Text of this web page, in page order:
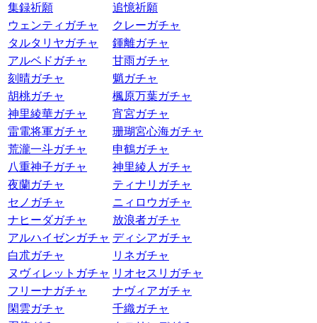
集録祈願
追憶祈願
ウェンティガチャ
クレーガチャ
タルタリヤガチャ
鍾離ガチャ
アルベドガチャ
甘雨ガチャ
刻晴ガチャ
魈ガチャ
胡桃ガチャ
楓原万葉ガチャ
神里綾華ガチャ
宵宮ガチャ
雷電将軍ガチャ
珊瑚宮心海ガチャ
荒瀧一斗ガチャ
申鶴ガチャ
八重神子ガチャ
神里綾人ガチャ
夜蘭ガチャ
ティナリガチャ
セノガチャ
ニィロウガチャ
ナヒーダガチャ
放浪者ガチャ
アルハイゼンガチャ ディシアガチャ
白朮ガチャ
リネガチャ
ヌヴィレットガチャ リオセスリガチャ
フリーナガチャ
ナヴィアガチャ
閑雲ガチャ
千織ガチャ